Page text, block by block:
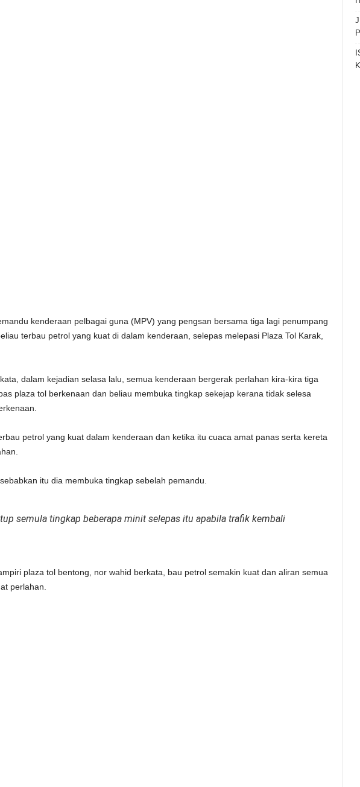
kenderaan pelbagai guna (MPV) yang pengsan bersama tiga lagi penumpang
terbau petrol yang kuat di dalam kenderaan, selepas melepasi Plaza Tol Karak,
dalam kejadian selasa lalu, semua kenderaan bergerak perlahan kira-kira tiga
plaza tol berkenaan dan beliau membuka tingkap sekejap kerana tidak selesa
petrol yang kuat dalam kenderaan dan ketika itu cuaca amat panas serta kereta
itu dia membuka tingkap sebelah pemandu.
semula tingkap beberapa minit selepas itu apabila trafik kembali
plaza tol bentong, nor wahid berkata, bau petrol semakin kuat dan aliran semua
perlahan.